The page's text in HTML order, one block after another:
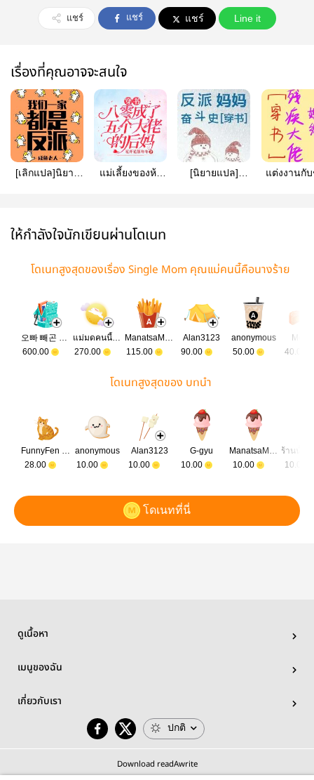
แชร์ แชร์ แชร์ Line it
เรื่องที่คุณอาจจะสนใจ
[เลิกแปล]นิยาย
FAMILY ARE
VILLAINS
แม่เลี้ยงของห้า
[นิยายแปล]​
แต่งงานกั
ให้กำลังใจนักเขียนผ่านโดเนท
โดเนทสูงสุดของเรื่อง Single Mom คุณแม่คนนี้คือนางร้าย
오빠 빼곤 다른 남잔 다 개야앙
600.00
แม่มดคนนี้ไม่ร้ายนะ
270.00
ManatsaMjAxNi0wMi0xOCAxNDo0Mjo1NA==
115.00
Alan3123
90.00
anonymous
50.00
Mo
40.00
โดเนทสูงสุดของ บทนำ
FunnyFen (FurtherMore)
28.00
anonymous
10.00
Alan3123
10.00
G-gyu
10.00
ManatsaMjAxNi0wMi0xOCAxNDo0Mjo1NA==
10.00
10.00
โดเนทที่นี่
ดูเนื้อหา
เมนูของฉัน
เกี่ยวกับเรา
ปกติ
Download readAwrite